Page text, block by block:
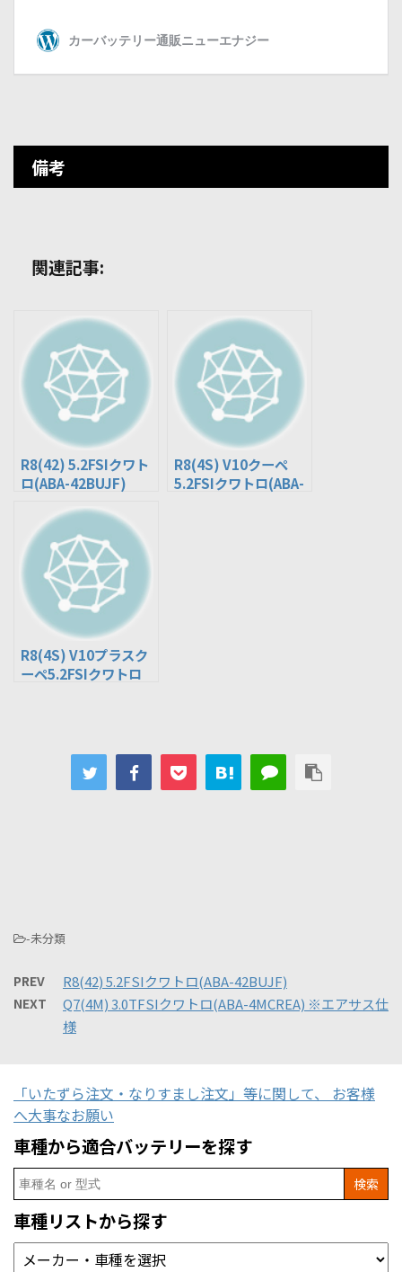
備考
関連記事:
R8(42) 5.2FSIクワト
ロ(ABA-42BUJF)
R8(4S) V10クーペ
5.2FSIクワトロ(ABA-
R8(4S) V10プラスク
ーペ5.2FSIクワトロ
-未分類
PREV R8(42) 5.2FSIクワトロ(ABA-42BUJF)
NEXT
Q7(4M) 3.0TFSIクワトロ(ABA-4MCREA) ※エアサス仕
様
「いたずら注文・なりすまし注文」等に関して、 お客様
へ大事なお願い
車種から適合バッテリーを探す
Search
for:
車種リストから探す